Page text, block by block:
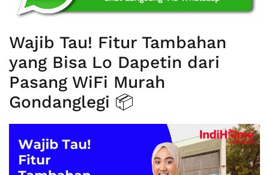
Wajib Tau! Fitur Tambahan
yang Bisa Lo Dapetin dari
Pasang WiFi Murah
Gondanglegi 📦